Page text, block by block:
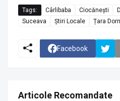
Tags: Cârlibaba Ciocănești
Suceava
Știri Locale Țara
Facebook
Articole Recomandate